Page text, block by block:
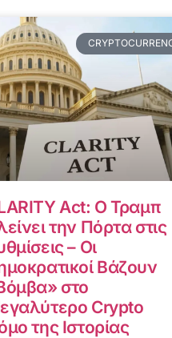
Act: Ο Τραμπ
την Πόρτα στις
– Οι
Βάζουν
στο
Crypto
της Ιστορίας